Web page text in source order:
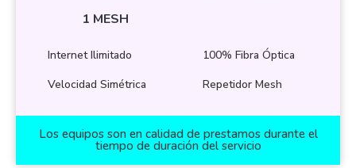
1 MESH
Internet Ilimitado
Velocidad Simétrica
100% Fibra Óptica
Repetidor Mesh
Los equipos son en calidad de prestamos durante el
tiempo de duración del servicio